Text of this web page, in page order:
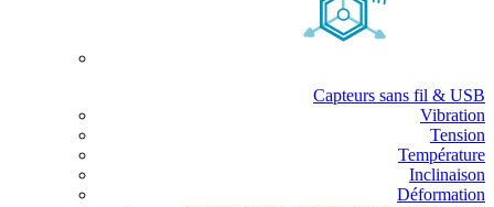
Capteurs sans fil & USB
Vibration
Tension
Température
Inclinaison
Déformation